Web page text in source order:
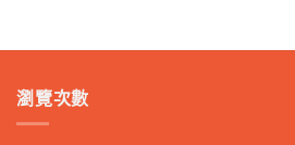
瀏覽次數